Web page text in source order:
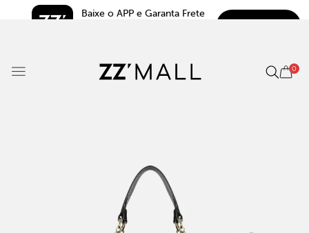
Baixe o APP e Garanta Frete
0